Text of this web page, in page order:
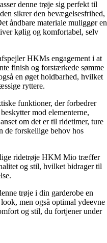
denne trøje sig perfekt til
sikrer den bevægelsesfrihed,
åndbare materiale muliggør en
kølig og komfortabel, selv
HKMs engagement i at
finish og forstærkede sømme
en øget holdbarhed, hvilket
ryttere.
funktioner, der forbedrer
mod elementerne,
om det er til ridetimer, ture
de forskellige behov hos
ridetrøje HKM Mio træffer
og stil, hvilket bidrager til
trøje i din garderobe en
men også optimal ydeevne
og stil, du fortjener under